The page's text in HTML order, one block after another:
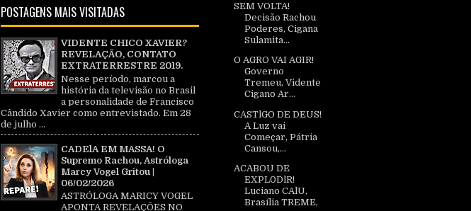
POSTAGENS MAIS VISITADAS
VIDENTE CHICO XAVIER?
REVELAÇÃO, CONTATO
EXTRATERRESTRE 2019.
Nesse período, marcou a
história da televisão no Brasil
a personalidade de Francisco
Cândido Xavier como entrevistado. Em 28
de julho ...
CADElA EM MASSA! O
Supremo Rachou, Astróloga
Marcy Vogel Gritou |
06/02/2026
ASTRÓLOGA MARICY VOGEL
APONTA REVELAÇÕES NO
SEM VOLTA!
Decisão Rachou
Poderes, Cigana
Sulamita...
O AGRO VAI AGIR!
Governo
Tremeu, Vidente
Cigano Ar...
CASTlGO DE DEUS!
A Luz vai
Começar, Pátria
Cansou,...
ACABOU DE
EXPL0DlR!
Luciano CAlU,
Brasília TREME,